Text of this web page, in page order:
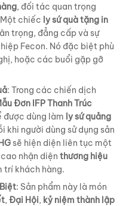
, đối tác quan trọng
chiếc ly sứ quà tặng in
trọng, đẳng cấp và sự
Fecon. Nó đặc biệt phù
hoặc các buổi gặp gỡ
: Trong các chiến dịch
Đơn IFP Thanh Trúc
được dùng làm ly sứ quảng
khi người dùng sử dụng sản
sẽ hiện diện liên tục một
nhận diện thương hiệu
trí khách hàng.
: Sản phẩm này là món
, Đại Hội, kỷ niệm thành lập